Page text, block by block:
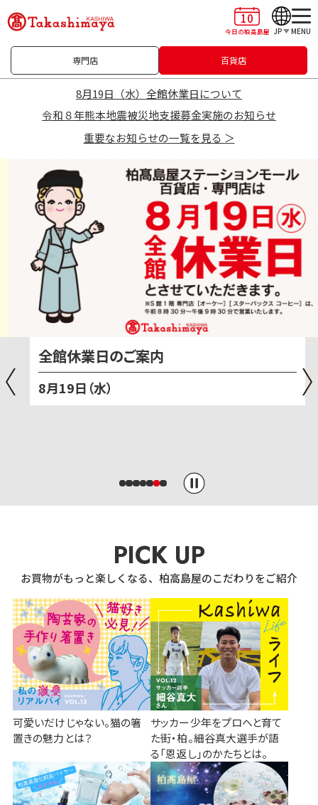
10
今日の柏高島屋 JP MENU
専門店 百貨店
8月19日（水）全館休業日について
令和８年熊本地震被災地支援募金実施のお知らせ
重要なお知らせの一覧を見る ＞
全館休業日のご案内
8月19日（水）
PICK UP
お買物がもっと楽しくなる、柏高島屋のこだわりをご紹介
可愛いだけじゃない。猫の箸
置きの魅力とは？
サッカー少年をプロへと育て
た街・柏。細谷真大選手が語
る「恩返し」のかたちとは。